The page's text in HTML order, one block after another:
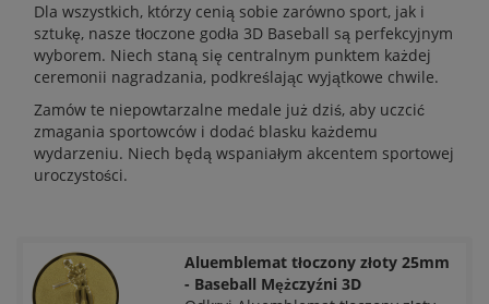
Dla wszystkich, którzy cenią sobie zarówno sport, jak i
sztukę, nasze tłoczone godła 3D Baseball są perfekcyjnym
wyborem. Niech staną się centralnym punktem każdej
ceremonii nagradzania, podkreślając wyjątkowe chwile.
Zamów te niepowtarzalne medale już dziś, aby uczcić
zmagania sportowców i dodać blasku każdemu
wydarzeniu. Niech będą wspaniałym akcentem sportowej
uroczystości.
Aluemblemat tłoczony złoty 25mm
- Baseball Mężczyźni 3D